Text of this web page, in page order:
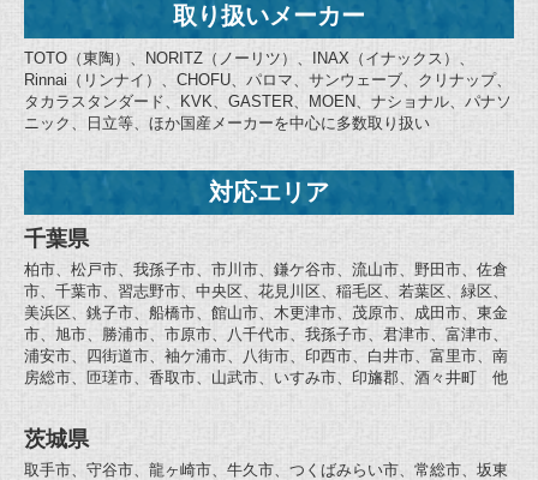
取り扱いメーカー
TOTO（東陶）、NORITZ（ノーリツ）、INAX（イナックス）、
Rinnai（リンナイ）、CHOFU、パロマ、サンウェーブ、クリナップ、
タカラスタンダード、KVK、GASTER、MOEN、ナショナル、パナソ
ニック、日立等、ほか国産メーカーを中心に多数取り扱い
対応エリア
千葉県
柏市、松戸市、我孫子市、市川市、鎌ケ谷市、流山市、野田市、佐倉
市、千葉市、習志野市、中央区、花見川区、稲毛区、若葉区、緑区、
美浜区、銚子市、船橋市、館山市、木更津市、茂原市、成田市、東金
市、旭市、勝浦市、市原市、八千代市、我孫子市、君津市、富津市、
浦安市、四街道市、袖ケ浦市、八街市、印西市、白井市、富里市、南
房総市、匝瑳市、香取市、山武市、いすみ市、印旛郡、酒々井町 他
茨城県
取手市、守谷市、龍ヶ崎市、牛久市、つくばみらい市、常総市、坂東